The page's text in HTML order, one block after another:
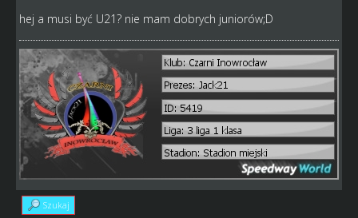
hej a musi być U21? nie mam dobrych juniorów;D
Szukaj